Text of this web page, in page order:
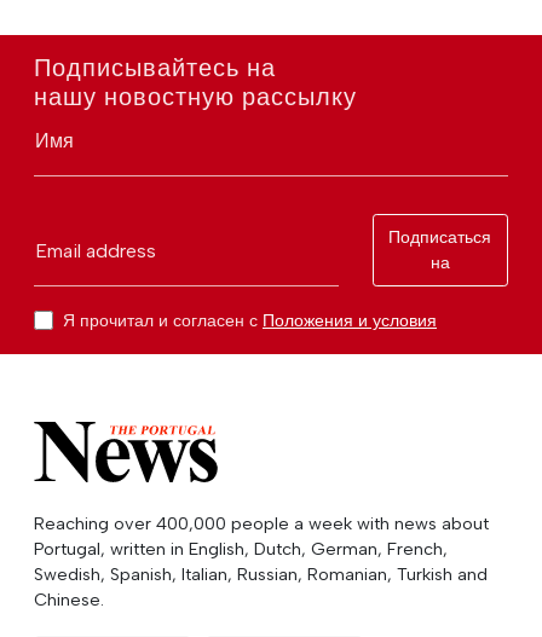
Подписывайтесь на
нашу новостную рассылку
Имя
Email address
Подписаться
на
Я прочитал и согласен с Положения и условия
Reaching over 400,000 people a week with news about
Portugal, written in English, Dutch, German, French,
Swedish, Spanish, Italian, Russian, Romanian, Turkish and
Chinese.